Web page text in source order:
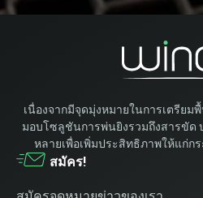
เนื่องจากมีจุดมุ่งหมายในการเตรียม
มอบโซลูชันการพ่นยิงรวมถึงสารขัด
หลายเพื่อเพิ่มประสิทธิภาพให้แก่ก
สมัคร!